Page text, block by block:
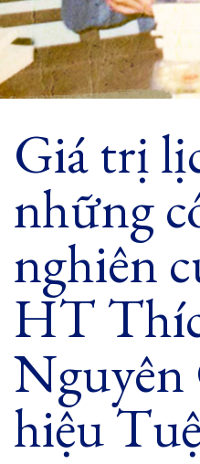
Giá trị
những
nghiên
HT
hiệu